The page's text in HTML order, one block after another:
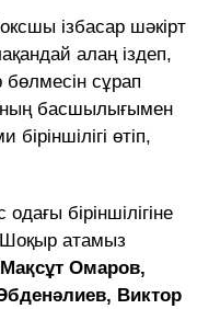
ізбасар шәкірт
алаң іздеп,
сұрап
бас­шы­лы­ғымен
өтіп,
біріншілігіне
Шоқыр атамыз
Мақсұт Омаров,
Виктор